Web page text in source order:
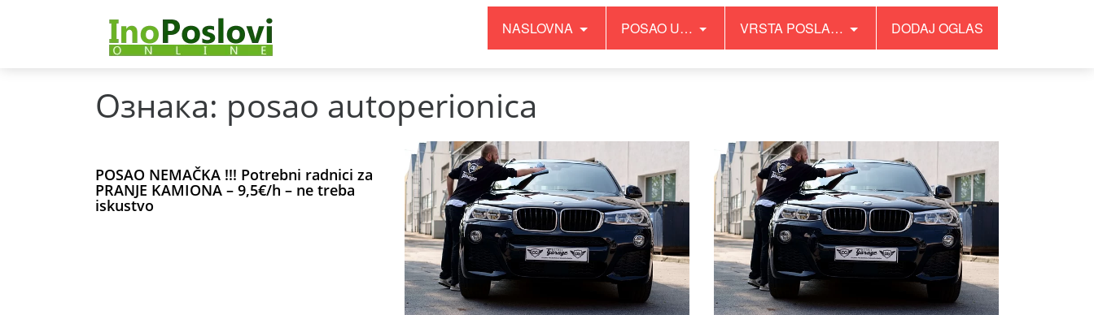
NASLOVNA POSAO U… VRSTA POSLA… DODAJ OGLAS
Ознака: posao autoperionica
POSAO NEMAČKA !!! Potrebni radnici za
PRANJE KAMIONA – 9,5€/h – ne treba
iskustvo